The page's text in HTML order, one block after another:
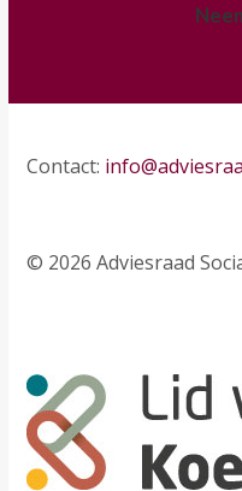
Contact:
© 2026 Adviesraad